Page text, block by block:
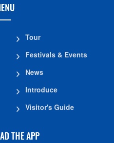
Tour
Festivals & Events
News
Introduce
Visitor's Guide
THE APP